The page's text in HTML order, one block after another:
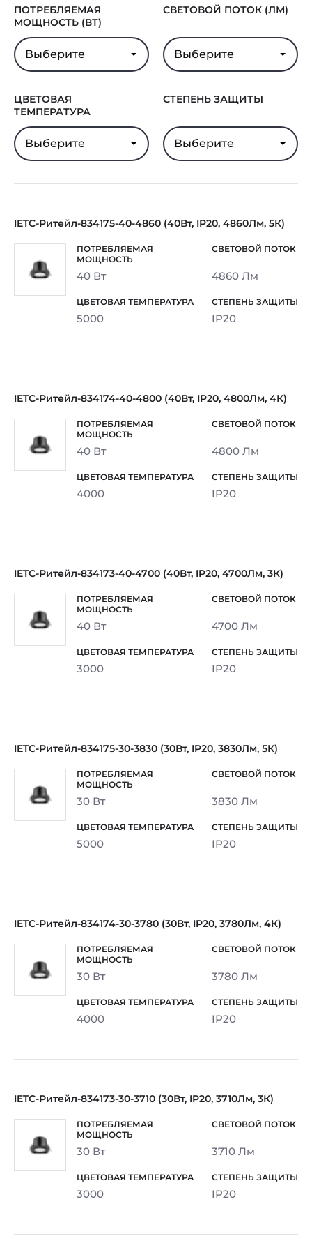
ПОТРЕБЛЯЕМАЯ
МОЩНОСТЬ (ВТ)
Выберите
СВЕТОВОЙ ПОТОК (ЛМ)
Выберите
ЦВЕТОВАЯ
ТЕМПЕРАТУРА
Выберите
СТЕПЕНЬ ЗАЩИТЫ
Выберите
IETC-Ритейл-834175-40-4860 (40Вт, IP20, 4860Лм, 5К)
40 Вт 4860 Лм
5000 IP20
IETC-Ритейл-834174-40-4800 (40Вт, IP20, 4800Лм, 4К)
40 Вт 4800 Лм
4000 IP20
IETC-Ритейл-834173-40-4700 (40Вт, IP20, 4700Лм, 3К)
40 Вт 4700 Лм
3000 IP20
IETC-Ритейл-834175-30-3830 (30Вт, IP20, 3830Лм, 5К)
30 Вт 3830 Лм
5000 IP20
IETC-Ритейл-834174-30-3780 (30Вт, IP20, 3780Лм, 4К)
30 Вт 3780 Лм
4000 IP20
IETC-Ритейл-834173-30-3710 (30Вт, IP20, 3710Лм, 3К)
30 Вт 3710 Лм
3000 IP20